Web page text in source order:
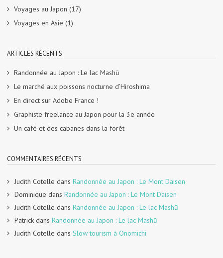
Voyages au Japon (17)
Voyages en Asie (1)
ARTICLES RÉCENTS
Randonnée au Japon : Le lac Mashū
Le marché aux poissons nocturne d’Hiroshima
En direct sur Adobe France !
Graphiste freelance au Japon pour la 3e année
Un café et des cabanes dans la forêt
COMMENTAIRES RÉCENTS
Judith Cotelle dans Randonnée au Japon : Le Mont Daisen
Dominique dans Randonnée au Japon : Le Mont Daisen
Judith Cotelle dans Randonnée au Japon : Le lac Mashū
Patrick dans Randonnée au Japon : Le lac Mashū
Judith Cotelle dans Slow tourism à Onomichi